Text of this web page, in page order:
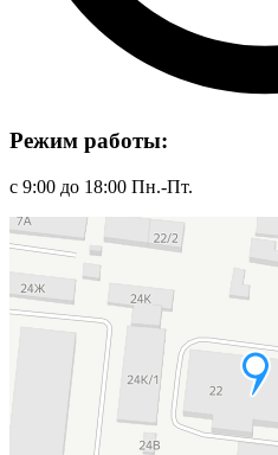
Режим работы:
с 9:00 до 18:00 Пн.-Пт.